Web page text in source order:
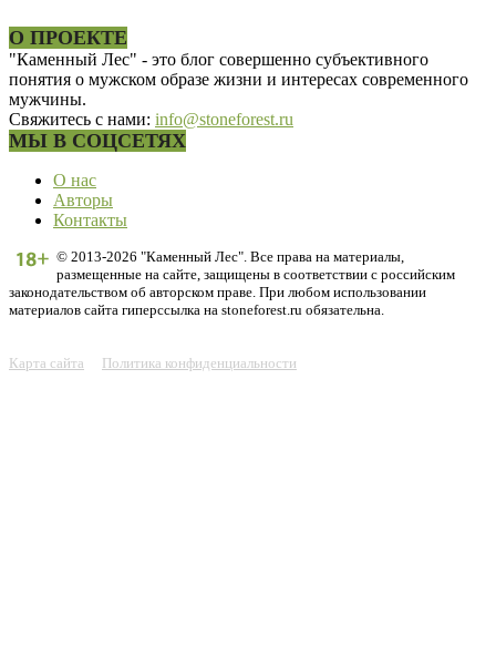
О ПРОЕКТЕ
"Каменный Лес" - это блог совершенно субъективного
понятия о мужском образе жизни и интересах современного
мужчины.
Свяжитесь с нами: info@stoneforest.ru
МЫ В СОЦСЕТЯХ
О нас
Авторы
Контакты
© 2013-2026 "Каменный Лес". Все права на материалы,
размещенные на сайте, защищены в соответствии с российским
законодательством об авторском праве. При любом использовании
материалов сайта гиперссылка на stoneforest.ru обязательна.
Карта сайта Политика конфиденциальности